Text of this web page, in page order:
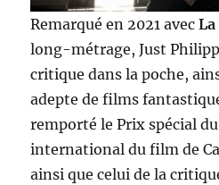
Remarqué en 2021 avecLa
long-métrage, Just
critique dans la poche,
adepte de films
remporté le Prix spécial
international du film de
ainsi que celui de la